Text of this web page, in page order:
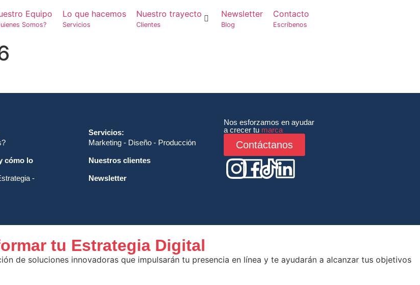
Equipo
Somos?
Lo que hacemos
Servicios
Nuestro trayecto
Clientes
Newsletter
Blog
Contacto
Escríbenos
cómo lo
-
Servicios:
Marketing - Diseño - Producción
Nuestros clientes
Newsletter
Nos esforzamos en ayudar
a crecer tu marca
Contáctanos
tu Estrategia Digital
de soluciones innovadoras que impulsarán tu presencia en línea y te ayudarán a alcanzar tus objetivos